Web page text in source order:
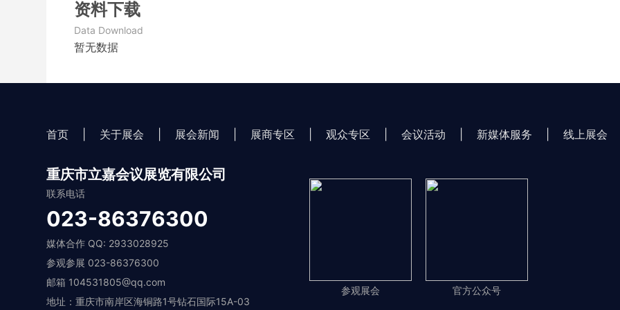
资料下载
Data Download
暂无数据
首页 关于展会 展会新闻 展商专区 观众专区 会议活动 新媒体服务 线上展会
重庆市立嘉会议展览有限公司
联系电话
023-86376300
媒体合作 QQ: 2933028925
参观参展 023-86376300
邮箱 104531805@qq.com
地址：重庆市南岸区海铜路1号钻石国际15A-03
参观展会 官方公众号